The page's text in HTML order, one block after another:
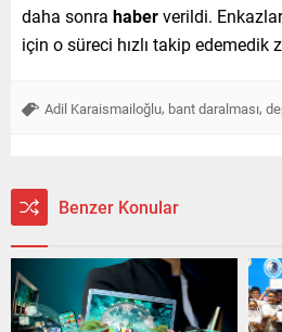
daha sonra haberverildi.
için o süreci hızlı takip edemedik
Adil Karaismailoğlu, bant daralması,
Benzer Konular